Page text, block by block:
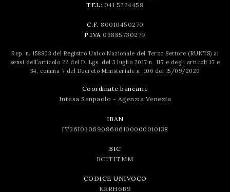
TEL: 041 5224459
C.F. 80010450270
P.IVA 03885730279
Rep. n. 158803 del Registro Unico Nazionale del Terzo Settore (RUNTS) ai
sensi dell’articolo 22 del D. Lgs. del 3 luglio 2017 n. 117 e degli articoli 17 e
34, comma 7 del Decreto Ministeriale n. 106 del 15/09/2020
Coordinate bancarie
Intesa Sanpaolo - Agenzia Venezia
IBAN
IT36J0306909606100000010138
BIC
BCITITMM
CODICE UNIVOCO
KRRH6B9